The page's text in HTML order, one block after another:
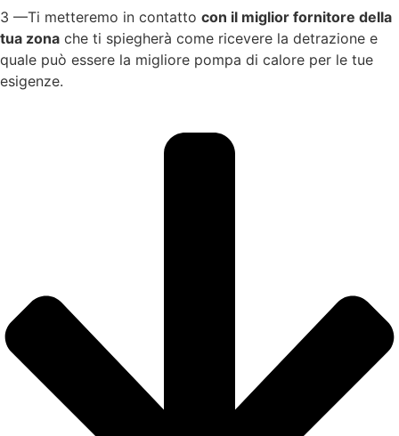
3 —Ti metteremo in contatto con il miglior fornitore della
tua zona che ti spiegherà come ricevere la detrazione e
quale può essere la migliore pompa di calore per le tue
esigenze.